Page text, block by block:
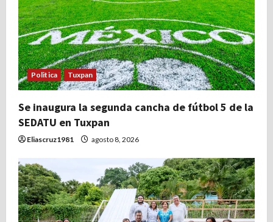
Politica Tuxpan
Se inaugura la segunda cancha de fútbol 5 de la
SEDATU en Tuxpan
Eliascruz1981 agosto 8, 2026